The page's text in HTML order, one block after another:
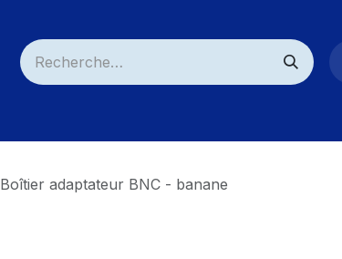
Boîtier adaptateur BNC - banane